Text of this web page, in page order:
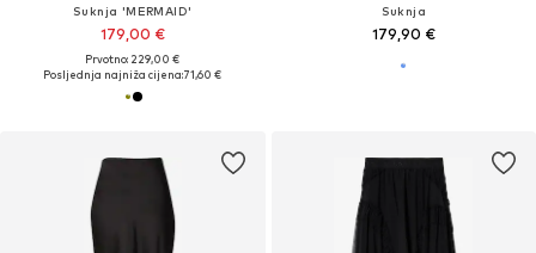
Suknja 'MERMAID'
179,00 €
Prvotno: 229,00 €
Posljednja najniža cijena:71,60 €
Suknja
179,90 €